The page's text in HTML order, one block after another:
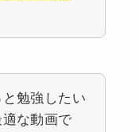
勉強したい
な動画で